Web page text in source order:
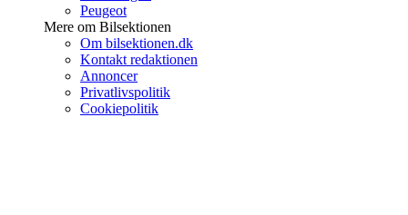
Peugeot
Mere om Bilsektionen
Om bilsektionen.dk
Kontakt redaktionen
Annoncer
Privatlivspolitik
Cookiepolitik